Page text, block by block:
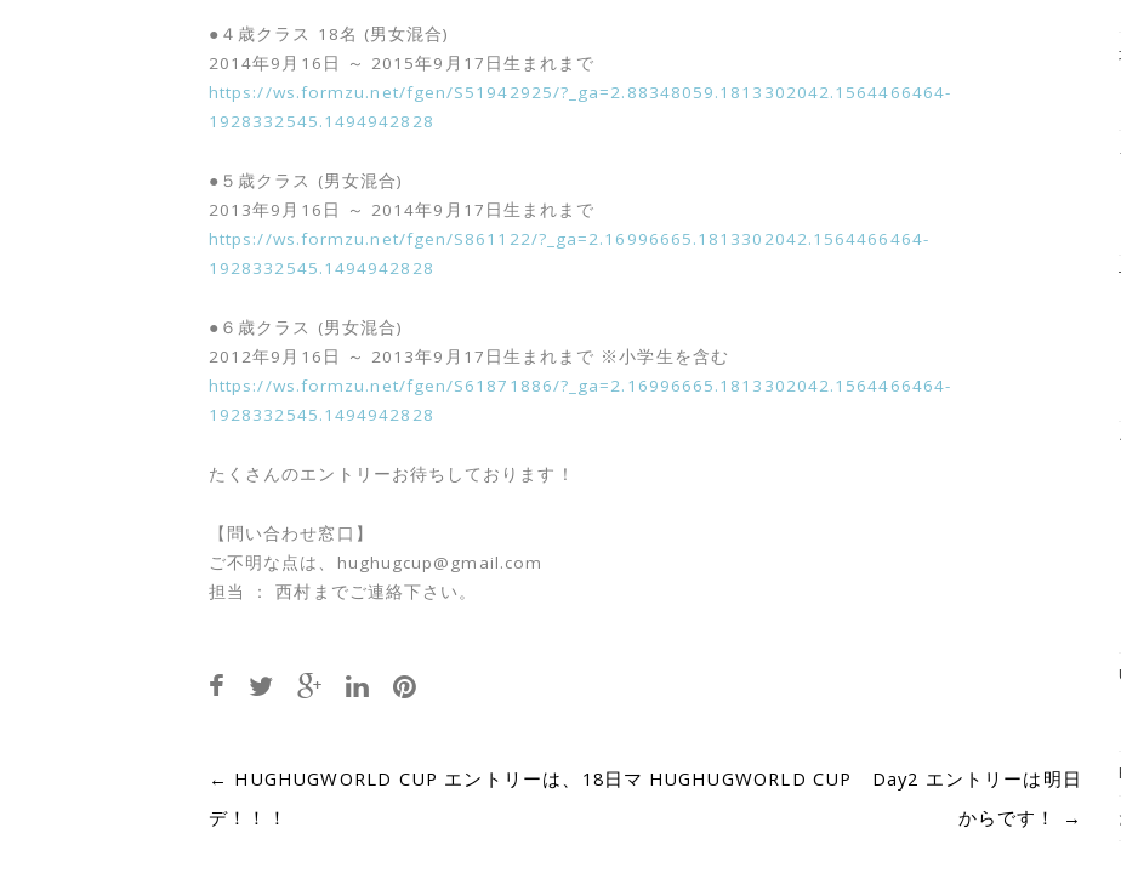
●４歳クラス 18名 (男女混合)
2014年9月16日 ～ 2015年9月17日生まれまで
https://ws.formzu.net/fgen/S51942925/?_ga=2.88348059.1813302042.1564466464-
1928332545.1494942828
●５歳クラス (男女混合)
2013年9月16日 ～ 2014年9月17日生まれまで
https://ws.formzu.net/fgen/S861122/?_ga=2.16996665.1813302042.1564466464-
1928332545.1494942828
●６歳クラス (男女混合)
2012年9月16日 ～ 2013年9月17日生まれまで ※小学生を含む
https://ws.formzu.net/fgen/S61871886/?_ga=2.16996665.1813302042.1564466464-
1928332545.1494942828
たくさんのエントリーお待ちしております！
【問い合わせ窓口】
ご不明な点は、hughugcup@gmail.com
担当 ： 西村までご連絡下さい。
Post
navigation
← HUGHUGWORLD CUP エントリーは、18日マ
デ！！！
HUGHUGWORLD CUP Day2 エントリーは明日
からです！
→